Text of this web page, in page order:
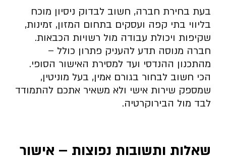
בעת בחירת חברה, חשוב לבדוק ניסיון מוכח
בליווי בתי קפה ועסקים בתחום המזון, זמינות,
שקיפות ויכולת עבודה מול רשויות הכבאות.
חברה מנוסה תדע להעניק פתרון כולל –
מהתכנון ההנדסי ועד למסירת האישור הסופי.
הכי חשוב לבחור בגורם אמין, בעל מוניטין,
שמספק שירות אישי ולא משאיר אתכם להתמודד
לבד מול הבירוקרטיה.
שאלות ותשובות נפוצות – אישור